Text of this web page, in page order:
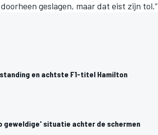
geslagen, maar dat eist zijn tol.”
en achtste F1-titel Hamilton
geweldige' situatie achter de schermen